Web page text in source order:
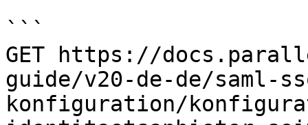
```
GET https://
guide/v20-de-de/saml-
konfiguration/